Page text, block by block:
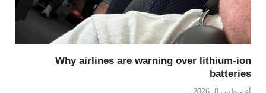
Why airlines are warning over lithium-ion
batteries